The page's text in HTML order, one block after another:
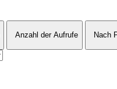
Anzahl der Aufrufe Nach